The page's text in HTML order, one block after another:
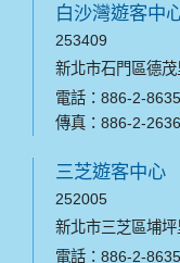
白沙灣遊客中
253409
新北市石門區德
電話：886-2-
傳真：886-2-
三芝遊客中心
252005
新北市三芝區埔
電話：886-2-